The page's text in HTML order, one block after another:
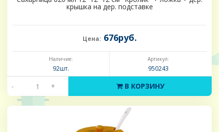
крышка на дер. подставке
Цена: 676руб.
Наличие:
92шт.
Артикул:
950243
- + В КОРЗИНУ